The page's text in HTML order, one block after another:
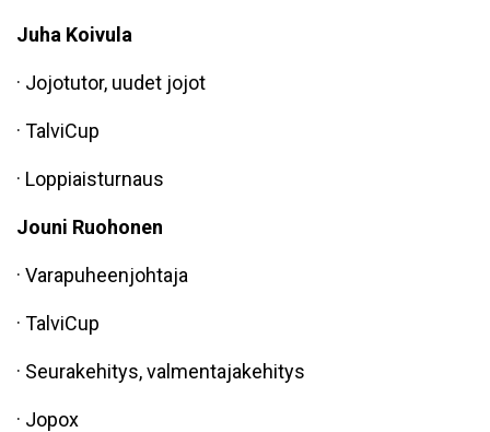
Juha Koivula
· Jojotutor, uudet jojot
· TalviCup
· Loppiaisturnaus
Jouni Ruohonen
· Varapuheenjohtaja
· TalviCup
· Seurakehitys, valmentajakehitys
· Jopox